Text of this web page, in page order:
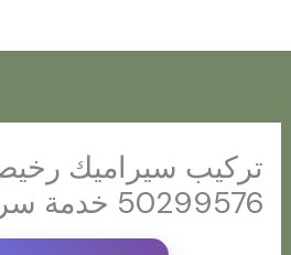
تركيب سيراميك
50299576 خدمة سريعة